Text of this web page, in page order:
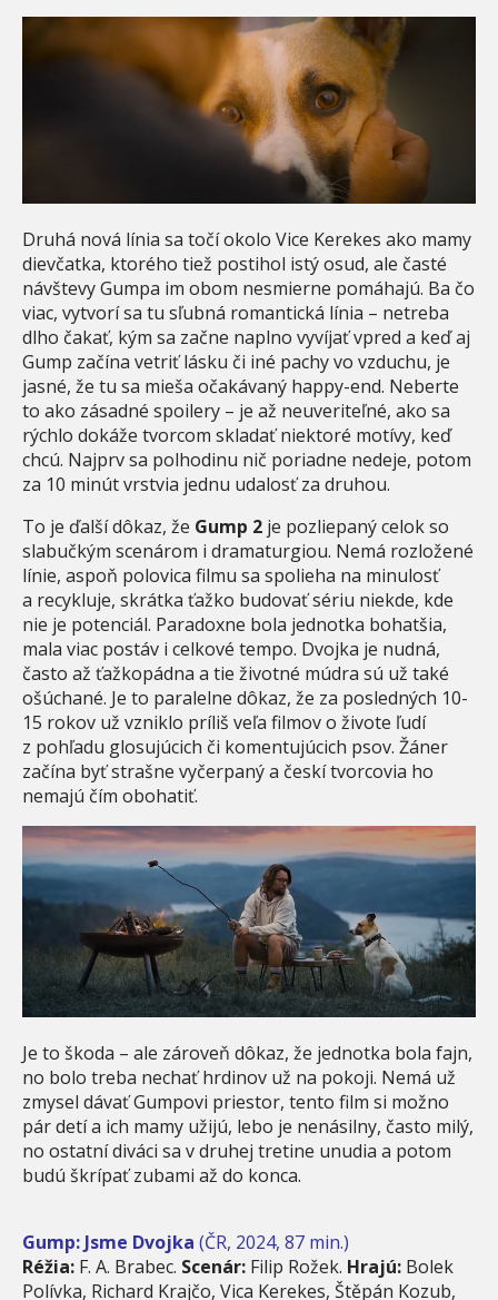
Druhá nová línia sa točí okolo Vice Kerekes ako mamy
dievčatka, ktorého tiež postihol istý osud, ale časté
návštevy Gumpa im obom nesmierne pomáhajú. Ba čo
viac, vytvorí sa tu sľubná romantická línia – netreba
dlho čakať, kým sa začne naplno vyvíjať vpred a keď aj
Gump začína vetriť lásku či iné pachy vo vzduchu, je
jasné, že tu sa mieša očakávaný happy-end. Neberte
to ako zásadné spoilery – je až neuveriteľné, ako sa
rýchlo dokáže tvorcom skladať niektoré motívy, keď
chcú. Najprv sa polhodinu nič poriadne nedeje, potom
za 10 minút vrstvia jednu udalosť za druhou.
To je ďalší dôkaz, že Gump 2 je pozliepaný celok so
slabučkým scenárom i dramaturgiou. Nemá rozložené
línie, aspoň polovica filmu sa spolieha na minulosť
a recykluje, skrátka ťažko budovať sériu niekde, kde
nie je potenciál. Paradoxne bola jednotka bohatšia,
mala viac postáv i celkové tempo. Dvojka je nudná,
často až ťažkopádna a tie životné múdra sú už také
ošúchané. Je to paralelne dôkaz, že za posledných 10-
15 rokov už vzniklo príliš veľa filmov o živote ľudí
z pohľadu glosujúcich či komentujúcich psov. Žáner
začína byť strašne vyčerpaný a českí tvorcovia ho
nemajú čím obohatiť.
Je to škoda – ale zároveň dôkaz, že jednotka bola fajn,
no bolo treba nechať hrdinov už na pokoji. Nemá už
zmysel dávať Gumpovi priestor, tento film si možno
pár detí a ich mamy užijú, lebo je nenásilny, často milý,
no ostatní diváci sa v druhej tretine unudia a potom
budú škrípať zubami až do konca.
Gump: Jsme Dvojka (ČR, 2024, 87 min.)
Réžia: F. A. Brabec. Scenár: Filip Rožek. Hrajú: Bolek
Polívka, Richard Krajčo, Vica Kerekes, Štěpán Kozub,